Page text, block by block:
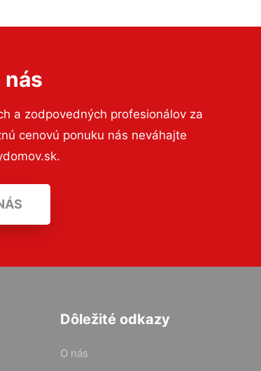
a zodpovedných profesionálov za
cenovú ponuku nás neváhajte
Dôležité odkazy
O nás